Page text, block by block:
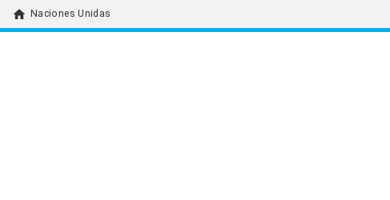
home Naciones Unidas